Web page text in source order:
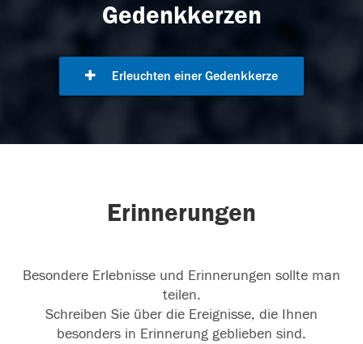
Gedenkkerzen
Erleuchten einer Gedenkkerze
Erinnerungen
Besondere Erlebnisse und Erinnerungen sollte man
teilen.
Schreiben Sie über die Ereignisse, die Ihnen
besonders in Erinnerung geblieben sind.